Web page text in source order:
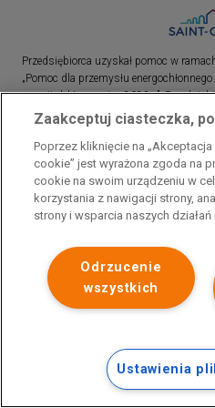
Polityka prywatności
Przedsiębiorca uzyskał pomoc w
„Pomoc dla przemysłu
energii elektrycznej w 2023 r.”.
programu rządowego pod nazwą:
związana z nagłymi wzrostami cen
2022 r.”
Zaakceptuj ciasteczka,
Poprzez kliknięcie na
cookie” jest wyrażona zgoda na
cookie na swoim urządzeniu w
korzystania z nawigacji strony,
strony i wsparcia naszych
Odrzucenie
wszystkich
Ustawienia